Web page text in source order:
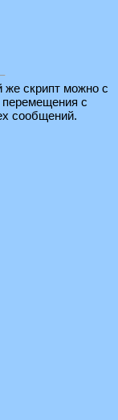
же скрипт можно c
перемещения с
сообщений.